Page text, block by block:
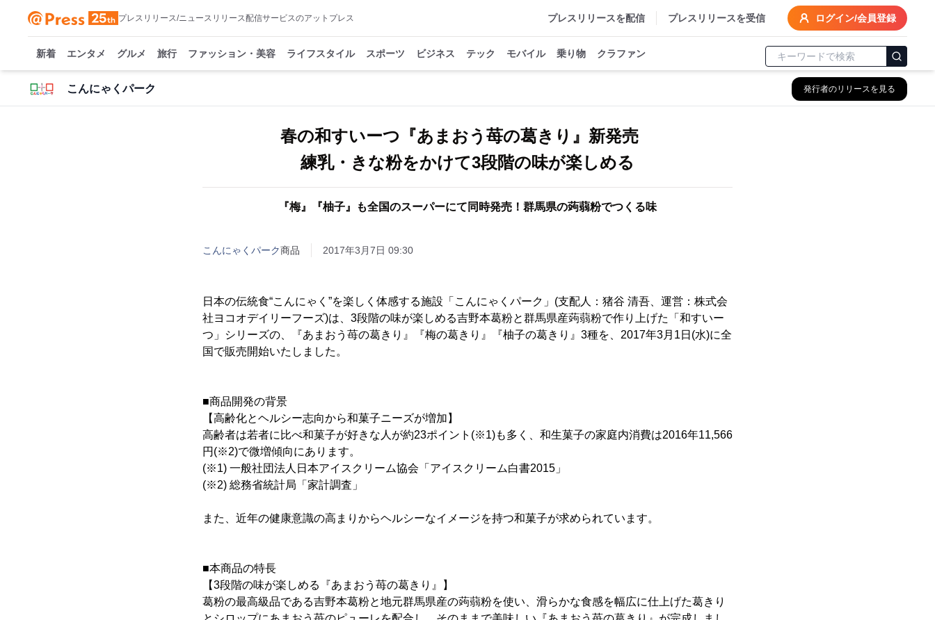
プレスリリース/ニュースリリース配信サービスのアットプレス プレスリリースを配信 プレスリリースを受信 ログイン/会員登録
新着 エンタメ グルメ 旅行 ファッション・美容 ライフスタイル スポーツ ビジネス テック モバイル 乗り物 クラファン
こんにゃくパーク 発行者のリリースを見る
春の和すいーつ『あまおう苺の葛きり』新発売
練乳・きな粉をかけて3段階の味が楽しめる
『梅』『柚子』も全国のスーパーにて同時発売！群馬県の蒟蒻粉でつくる味
こんにゃくパーク商品 2017年3月7日 09:30
日本の伝統食“こんにゃく”を楽しく体感する施設「こんにゃくパーク」(支配人：猪谷 清吾、運営：株式会
社ヨコオデイリーフーズ)は、3段階の味が楽しめる吉野本葛粉と群馬県産蒟蒻粉で作り上げた「和すいー
つ」シリーズの、『あまおう苺の葛きり』『梅の葛きり』『柚子の葛きり』3種を、2017年3月1日(水)に全
国で販売開始いたしました。
■商品開発の背景
【高齢化とヘルシー志向から和菓子ニーズが増加】
高齢者は若者に比べ和菓子が好きな人が約23ポイント(※1)も多く、和生菓子の家庭内消費は2016年11,566
円(※2)で微増傾向にあります。
(※1) 一般社団法人日本アイスクリーム協会「アイスクリーム白書2015」
(※2) 総務省統計局「家計調査」
また、近年の健康意識の高まりからヘルシーなイメージを持つ和菓子が求められています。
■本商品の特長
【3段階の味が楽しめる『あまおう苺の葛きり』】
葛粉の最高級品である吉野本葛粉と地元群馬県産の蒟蒻粉を使い、滑らかな食感を幅広に仕上げた葛きり